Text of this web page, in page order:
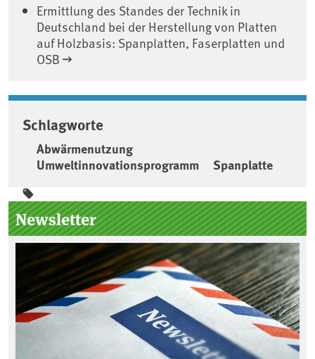
Ermittlung des Standes der Technik in
Deutschland bei der Herstellung von Platten
auf Holzbasis: Spanplatten, Faserplatten und
OSB
Schlagworte
Abwärmenutzung
Umweltinnovationsprogramm
Spanplatte
Seitenleiste
Newsletter